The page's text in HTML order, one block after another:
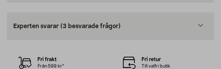
Experten svarar (3 besvarade frågor)
Fri frakt
Från 599 kr*
Fri retur
Till valfri butik